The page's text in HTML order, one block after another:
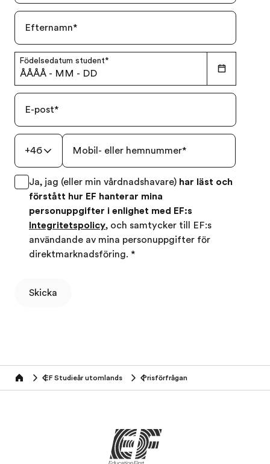
Efternamn*
Födelsedatum student*
ÅÅÅÅ - MM - DD
E-post*
+46 Mobil- eller hemnummer*
Ja, jag (eller min vårdnadshavare) har läst och
förstått hur EF hanterar mina
personuppgifter i enlighet med EF:s
Integritetspolicy, och samtycker till EF:s
användande av mina personuppgifter för
direktmarknadsföring. *
Skicka
Home EF Studieår utomlands Prisförfrågan